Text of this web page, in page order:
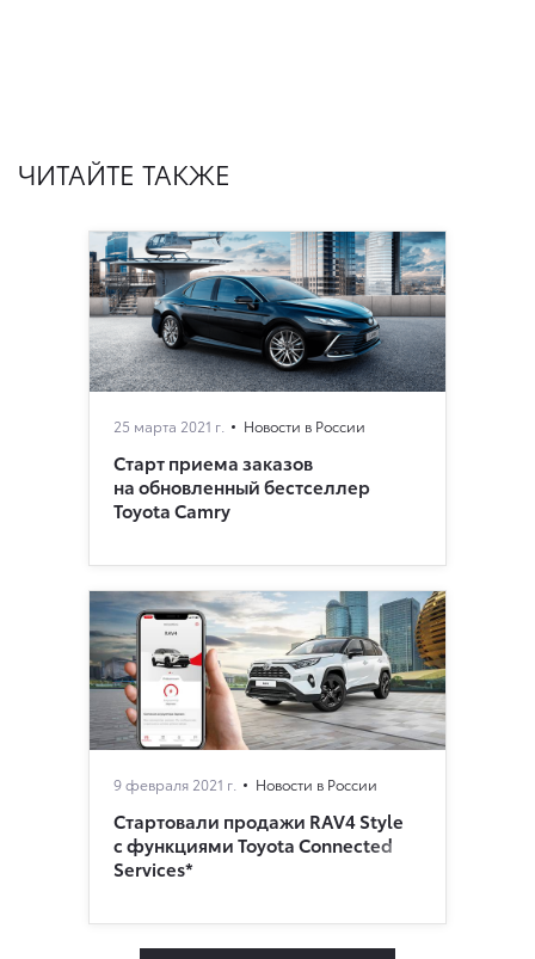
ЧИТАЙТЕ ТАКЖЕ
25 марта 2021 г. Новости в России
Старт приема заказов
на обновленный бестселлер
Toyota Camry
9 февраля 2021 г. Новости в России
Стартовали продажи RAV4 Style
с функциями Toyota Connected
Services*